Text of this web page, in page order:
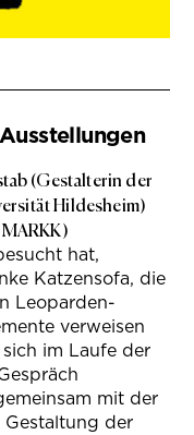
(Gestalterin der
Hildesheim)
hat,
Katzensofa, die
Leoparden-
verweisen
im Laufe der
mit der
Gestaltung der